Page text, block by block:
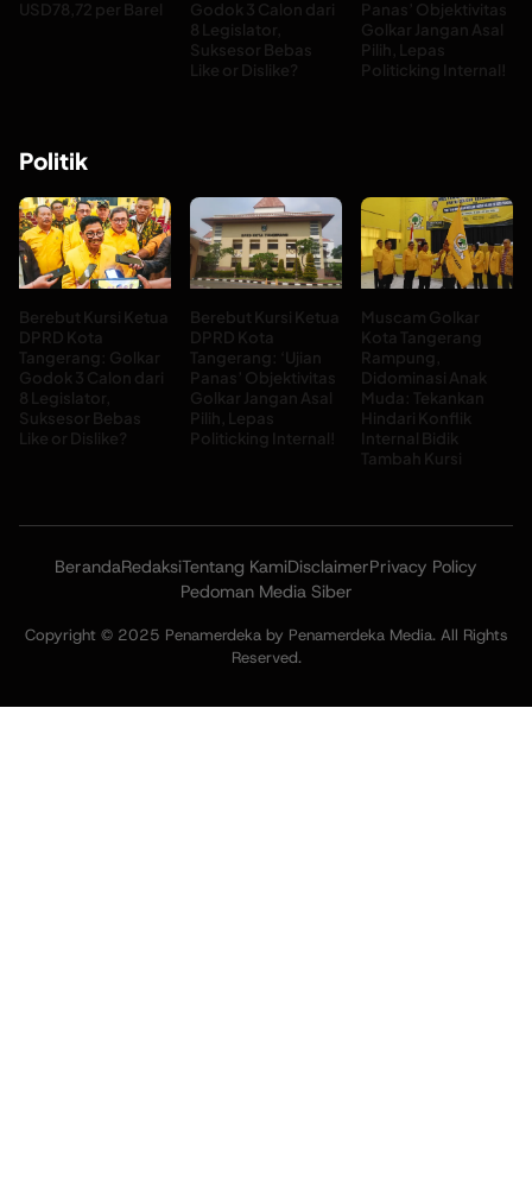
USD78,72 per Barel
Godok 3 Calon dari
8 Legislator,
Suksesor Bebas
Like or Dislike?
Panas’ Objektivitas
Golkar Jangan Asal
Pilih, Lepas
Politicking Internal!
Politik
Berebut Kursi Ketua
DPRD Kota
Tangerang: Golkar
Godok 3 Calon dari
8 Legislator,
Suksesor Bebas
Like or Dislike?
Berebut Kursi Ketua
DPRD Kota
Tangerang: ‘Ujian
Panas’ Objektivitas
Golkar Jangan Asal
Pilih, Lepas
Politicking Internal!
Muscam Golkar
Kota Tangerang
Rampung,
Didominasi Anak
Muda: Tekankan
Hindari Konflik
Internal Bidik
Tambah Kursi
BerandaRedaksiTentang KamiDisclaimerPrivacy Policy
Pedoman Media Siber
Copyright © 2025 Penamerdeka by Penamerdeka Media. All Rights
Reserved.